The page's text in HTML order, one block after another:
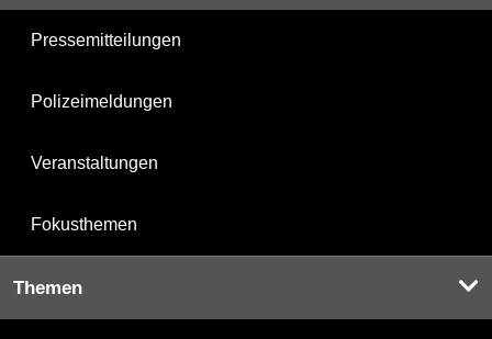
Pressemitteilungen
Polizeimeldungen
Veranstaltungen
Fokusthemen
Themen